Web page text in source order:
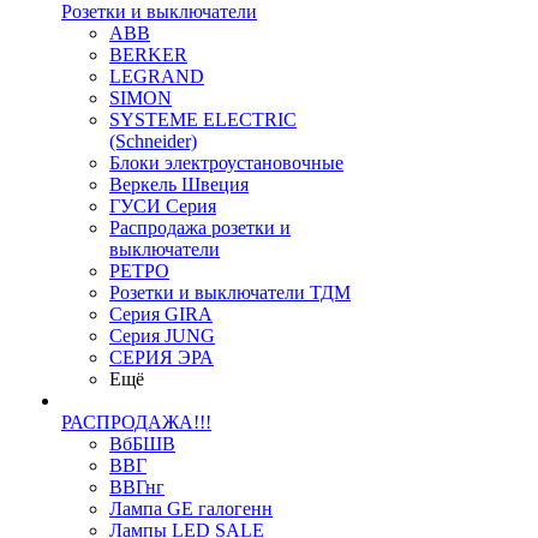
Розетки и выключатели
ABB
BERKER
LEGRAND
SIMON
SYSTEME ELECTRIC
(Schneider)
Блоки электроустановочные
Веркель Швеция
ГУСИ Серия
Распродажа розетки и
выключатели
РЕТРО
Розетки и выключатели ТДМ
Серия GIRA
Серия JUNG
СЕРИЯ ЭРА
Ещё
РАСПРОДАЖА!!!
ВбБШВ
ВВГ
ВВГнг
Лампа GE галогенн
Лампы LED SALE